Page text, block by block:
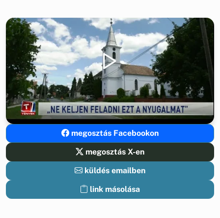
megosztás Facebookon
megosztás X-en
küldés emailben
link másolása